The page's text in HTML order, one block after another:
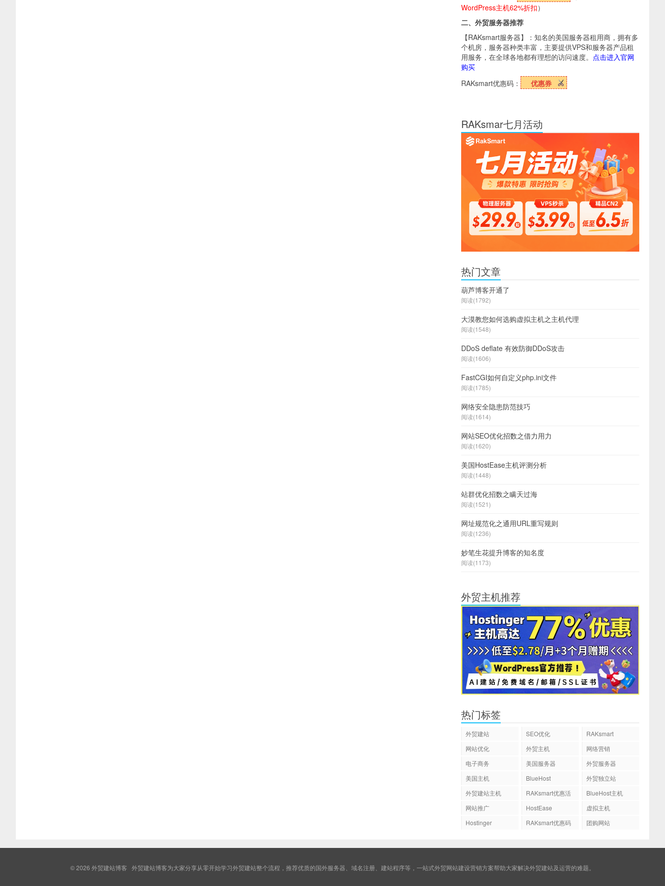
WordPress主机62%折扣）
二、外贸服务器推荐
【RAKsmart服务器】：知名的美国服务器租用商，拥有多
个机房，服务器种类丰富，主要提供VPS和服务器产品租
用服务，在全球各地都有理想的访问速度。 点击进入官网
购买
RAKsmart优惠码：
优惠券
RAKsmar七月活动
热门文章
葫芦博客开通了
阅读(1792)
大漠教您如何选购虚拟主机之主机代理
阅读(1548)
DDoS deflate 有效防御DDoS攻击
阅读(1606)
FastCGI如何自定义php.ini文件
阅读(1785)
网络安全隐患防范技巧
阅读(1614)
网站SEO优化招数之借力用力
阅读(1620)
美国HostEase主机评测分析
阅读(1448)
站群优化招数之瞒天过海
阅读(1521)
网址规范化之通用URL重写规则
阅读(1236)
妙笔生花提升博客的知名度
阅读(1173)
外贸主机推荐
热门标签
外贸建站 SEO优化
RAKsmart
网站优化
外贸主机
网络营销
电子商务
美国服务器
外贸服务器
美国主机
BlueHost
外贸独立站
外贸建站主机
RAKsmart优惠活
BlueHost主机
网站推广
HostEase
虚拟主机
Hostinger
RAKsmart优惠码 团购网站
© 2026 外贸建站博客 外贸建站博客为大家分享从零开始学习外贸建站整个流程，推荐优质的国外服务器、域名注册、建站程序等，一站式外贸网站建设营销方案帮助大家解决外贸建站及运营的难题。